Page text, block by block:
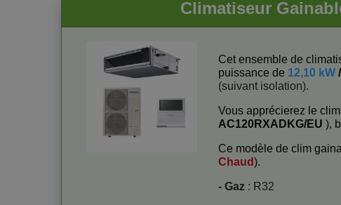
Climatiseur
Cet ensemble de
puissance de 12,10 kW /
(suivant isolation).
Vous apprécierez le
AC120RXADKG/EU ),
Ce modèle de clim
Chaud).
- Gaz : R32